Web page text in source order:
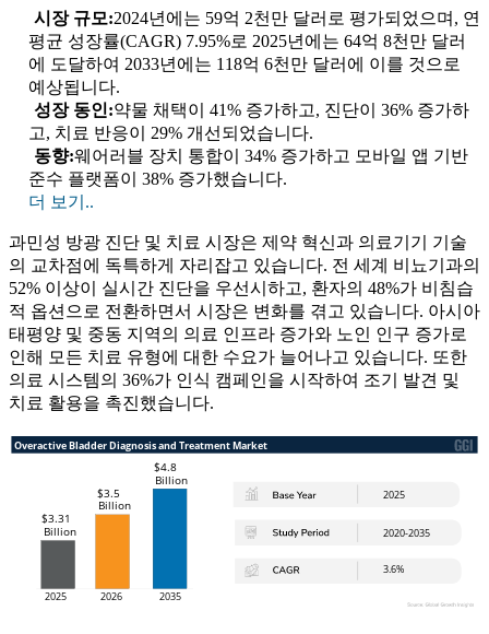
시장 규모:2024년에는 59억 2천만 달러로 평가되었으며, 연
평균 성장률(CAGR) 7.95%로 2025년에는 64억 8천만 달러
에 도달하여 2033년에는 118억 6천만 달러에 이를 것으로
예상됩니다.
성장 동인:약물 채택이 41% 증가하고, 진단이 36% 증가하
고, 치료 반응이 29% 개선되었습니다.
동향:웨어러블 장치 통합이 34% 증가하고 모바일 앱 기반
준수 플랫폼이 38% 증가했습니다.
더 보기..
과민성 방광 진단 및 치료 시장은 제약 혁신과 의료기기 기술
의 교차점에 독특하게 자리잡고 있습니다. 전 세계 비뇨기과의
52% 이상이 실시간 진단을 우선시하고, 환자의 48%가 비침습
적 옵션으로 전환하면서 시장은 변화를 겪고 있습니다. 아시아
태평양 및 중동 지역의 의료 인프라 증가와 노인 인구 증가로
인해 모든 치료 유형에 대한 수요가 늘어나고 있습니다. 또한
의료 시스템의 36%가 인식 캠페인을 시작하여 조기 발견 및
치료 활용을 촉진했습니다.